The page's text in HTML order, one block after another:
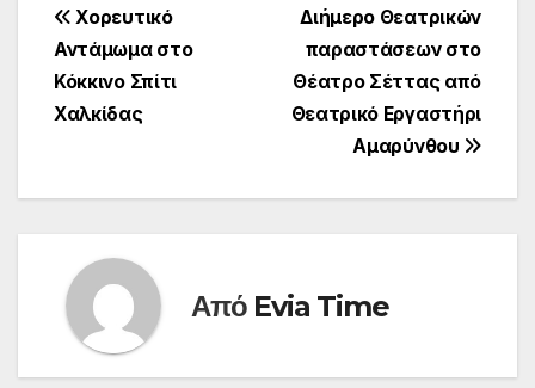
Πλοήγηση
άρθρων
Διήμερο Θεατρικών
παραστάσεων στο
Θέατρο Σέττας από
Θεατρικό Εργαστήρι
Αμαρύνθου
Χορευτικό
Αντάμωμα στο
Κόκκινο Σπίτι
Χαλκίδας
Από Evia Time